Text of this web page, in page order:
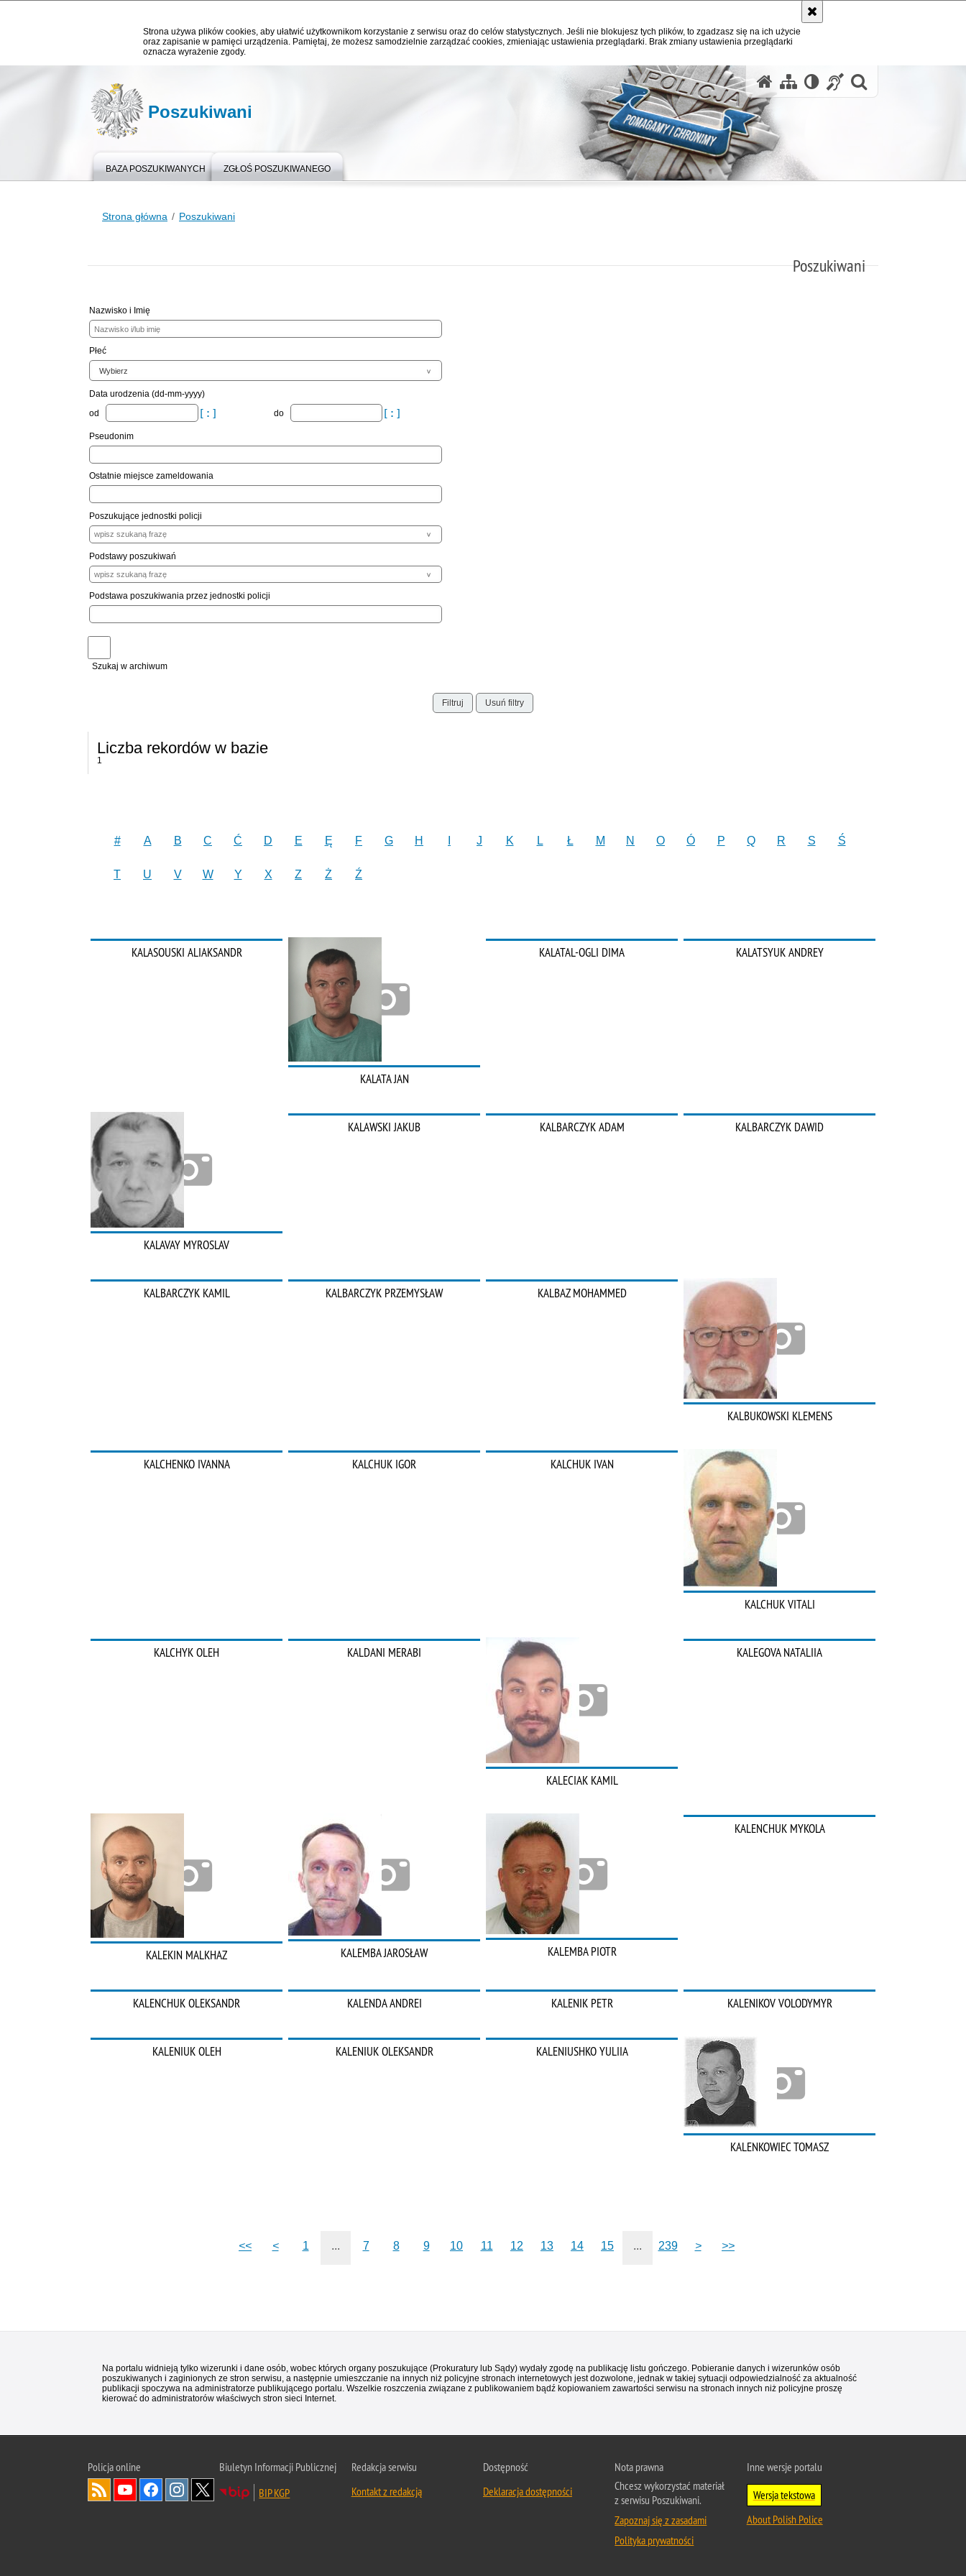
Strona używa plików cookies, aby ułatwić użytkownikom korzystanie z serwisu oraz do celów statystycznych. Jeśli nie blokujesz tych plików, to zgadzasz się na ich użycie
oraz zapisanie w pamięci urządzenia. Pamiętaj, że możesz samodzielnie zarządzać cookies, zmieniając ustawienia przeglądarki. Brak zmiany ustawienia przeglądarki
oznacza wyrażenie zgody.
Poszukiwani
BAZA POSZUKIWANYCH ZGŁOŚ POSZUKIWANEGO
Strona główna Poszukiwani
Poszukiwani
Nazwisko i Imię
Płeć
Data urodzenia (dd-mm-yyyy)
od
do
Pseudonim
Ostatnie miejsce zameldowania
Poszukujące jednostki policji
Podstawy poszukiwań
Podstawa poszukiwania przez jednostki policji
Szukaj w archiwum
Filtruj Usuń filtry
Liczba rekordów w bazie
1
# A B C Ć D E Ę F G H J K L Ł M N O Ó P Q R S Ś
T U V W Y X Z Ż Ź
KALASOUSKI ALIAKSANDR
KALATA JAN
KALATAL-OGLI DIMA KALATSYUK ANDREY
KALAVAY MYROSLAV
KALAWSKI JAKUB KALBARCZYK ADAM KALBARCZYK DAWID
KALBARCZYK KAMIL KALBARCZYK PRZEMYSŁAW KALBAZ MOHAMMED
KALBUKOWSKI KLEMENS
KALCHENKO IVANNA KALCHUK IGOR KALCHUK IVAN
KALCHUK VITALI
KALCHYK OLEH KALDANI MERABI
KALECIAK KAMIL
KALEGOVA NATALIIA
KALEKIN MALKHAZ KALEMBA JAROSŁAW KALEMBA PIOTR
KALENCHUK MYKOLA
KALENCHUK OLEKSANDR KALENDA ANDREI KALENIK PETR KALENIKOV VOLODYMYR
KALENIUK OLEH KALENIUK OLEKSANDR KALENIUSHKO YULIIA
KALENKOWIEC TOMASZ
<< < 1 ... 7 8 9 10 11 12 13 14 15 ... 239 > >>
Na portalu widnieją tylko wizerunki i dane osób, wobec których organy poszukujące (Prokuratury lub Sądy) wydały zgodę na publikację listu gończego. Pobieranie danych i wizerunków osób
poszukiwanych i zaginionych ze stron serwisu, a następnie umieszczanie na innych niż policyjne stronach internetowych jest dozwolone, jednak w takiej sytuacji odpowiedzialność za aktualność
publikacji spoczywa na administratorze publikującego portalu. Wszelkie roszczenia związane z publikowaniem bądź kopiowaniem zawartości serwisu na stronach innych niż policyjne proszę
kierować do administratorów właściwych stron sieci Internet.
Policjaonline
Biuletyn Informacji Publicznej
BIP KGP
Redakcja serwisu
Kontakt z redakcją
Dostępność
Deklaracja dostępności
Nota prawna
Chcesz wykorzystać materiał
z serwisu Poszukiwani.
Zapoznaj się z zasadami
Polityka prywatności
Inne wersje portalu
Wersja tekstowa
About Polish Police